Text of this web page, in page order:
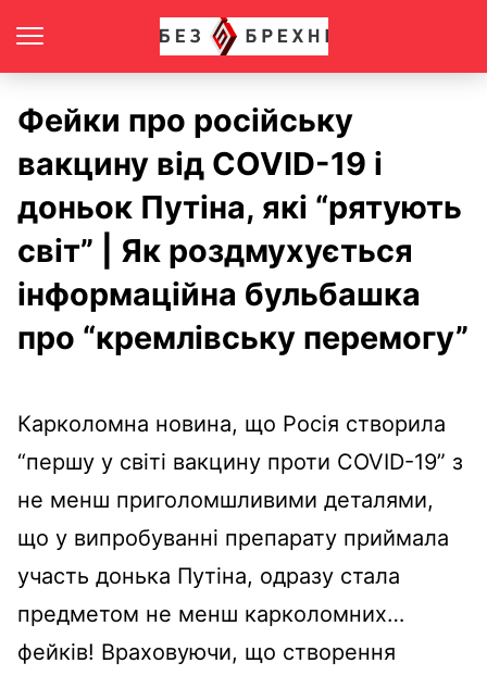
Фейки про російську
вакцину від COVID-19 і
доньок Путіна, які “рятують
світ” | Як роздмухується
інформаційна бульбашка
про “кремлівську перемогу”
Карколомна новина, що Росія створила
“першу у світі вакцину проти COVID-19” з
не менш приголомшливими деталями,
що у випробуванні препарату приймала
участь донька Путіна, одразу стала
предметом не менш карколомних…
фейків! Враховуючи, що створення